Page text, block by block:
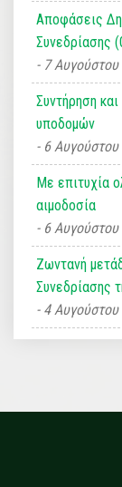
Αποφάσεις
Συνεδρίασης
7
Συντήρηση
υποδομών
6
Με επιτυχία
αιμοδοσία
6
Ζωντανή
Συνεδρίασης
4